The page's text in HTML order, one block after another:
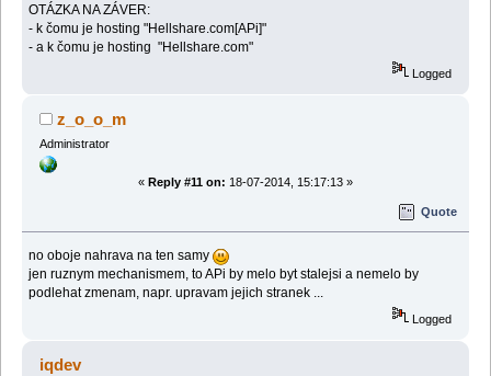
OTÁZKA NA ZÁVER:
- k čomu je hosting "Hellshare.com[APi]"
- a k čomu je hosting "Hellshare.com"
Logged
z_o_o_m
Administrator
« Reply #11 on: 18-07-2014, 15:17:13 »
Quote
no oboje nahrava na ten samy
jen ruznym mechanismem, to APi by melo byt stalejsi a nemelo by
podlehat zmenam, napr. upravam jejich stranek ...
Logged
iqdev